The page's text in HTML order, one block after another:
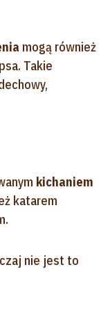
mogą również
Takie
kichaniem
katarem
nie jest to